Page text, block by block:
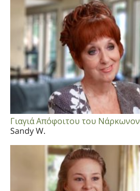
Γιαγιά Απόφοιτου του Νάρκωνον
Sandy W.